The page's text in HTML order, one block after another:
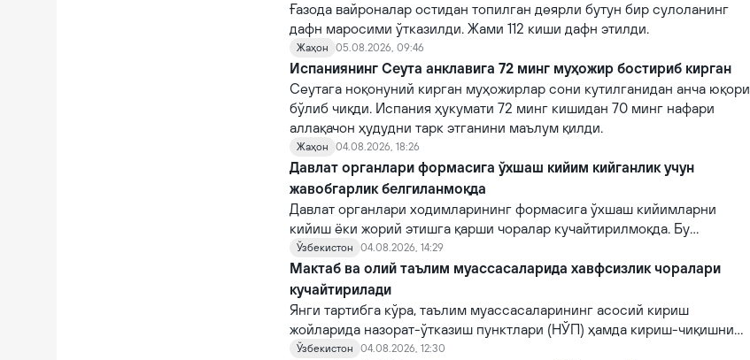
Ғазода вайроналар остидан топилган деярли бутун бир сулоланинг
дафн маросими ўтказилди. Жами 112 киши дафн этилди.
Жаҳон 05.08.2026, 09:46
Испаниянинг Сеута анклавига 72 минг муҳожир бостириб кирган
Сеутага ноқонуний кирган муҳожирлар сони кутилганидан анча юқори
бўлиб чиқди. Испания ҳукумати 72 минг кишидан 70 минг нафари
аллақачон ҳудудни тарк этганини маълум қилди.
Жаҳон 04.08.2026, 18:26
Давлат органлари формасига ўхшаш кийим кийганлик учун
жавобгарлик белгиланмоқда
Давлат органлари ходимларининг формасига ўхшаш кийимларни
кийиш ёки жорий этишга қарши чоралар кучайтирилмоқда. Бу
фуқароларни чалғитиш ва давлат органлари номидан ишончнинг
суиистеъмол қилинишини олдини олишга қаратилган.
Ўзбекистон 04.08.2026, 14:29
Мактаб ва олий таълим муассасаларида хавфсизлик чоралари
кучайтирилади
Янги тартибга кўра, таълим муассасаларининг асосий кириш
жойларида назорат-ўтказиш пунктлари (НЎП) ҳамда кириш-чиқишни
назорат қилувчи электрон тизимлар ўрнатилади.
Ўзбекистон 04.08.2026, 12:30